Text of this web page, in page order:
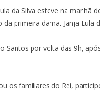
da Silva esteve na manhã
primeira dama, Janja Lula
Santos por volta das 9h,
os familiares do Rei,